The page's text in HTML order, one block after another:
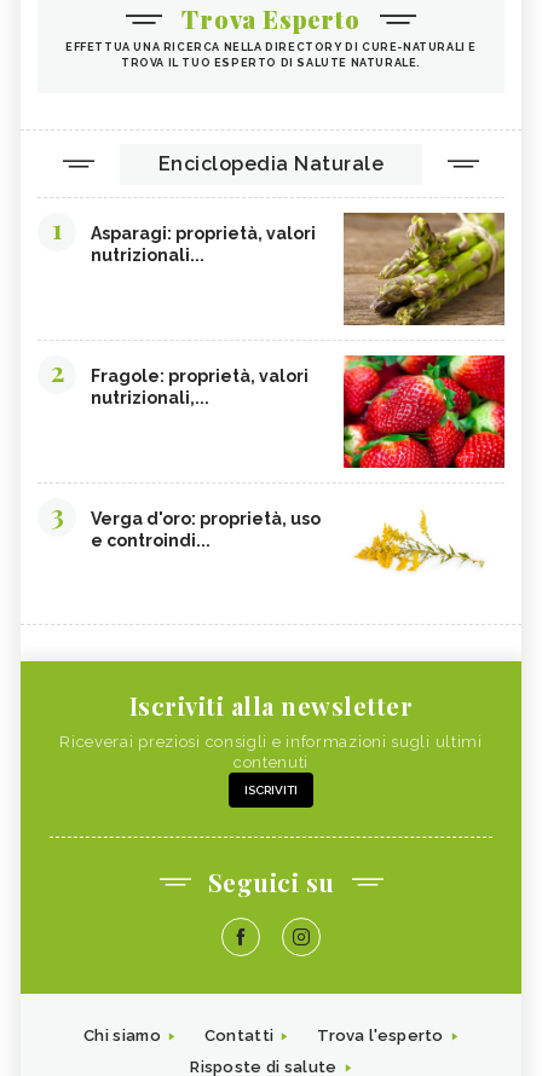
Trova Esperto
EFFETTUA UNA RICERCA NELLA DIRECTORY DI CURE-NATURALI E
TROVA IL TUO ESPERTO DI SALUTE NATURALE.
Enciclopedia Naturale
1
Asparagi: proprietà, valori
nutrizionali...
2
Fragole: proprietà, valori
nutrizionali,...
3
Verga d'oro: proprietà, uso
e controindi...
Iscriviti alla newsletter
Riceverai preziosi consigli e informazioni sugli ultimi
contenuti
ISCRIVITI
Seguici su
Chi siamo Contatti
Trova l'esperto
Risposte di salute